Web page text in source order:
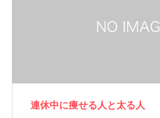
連休中に痩せる人と太る人